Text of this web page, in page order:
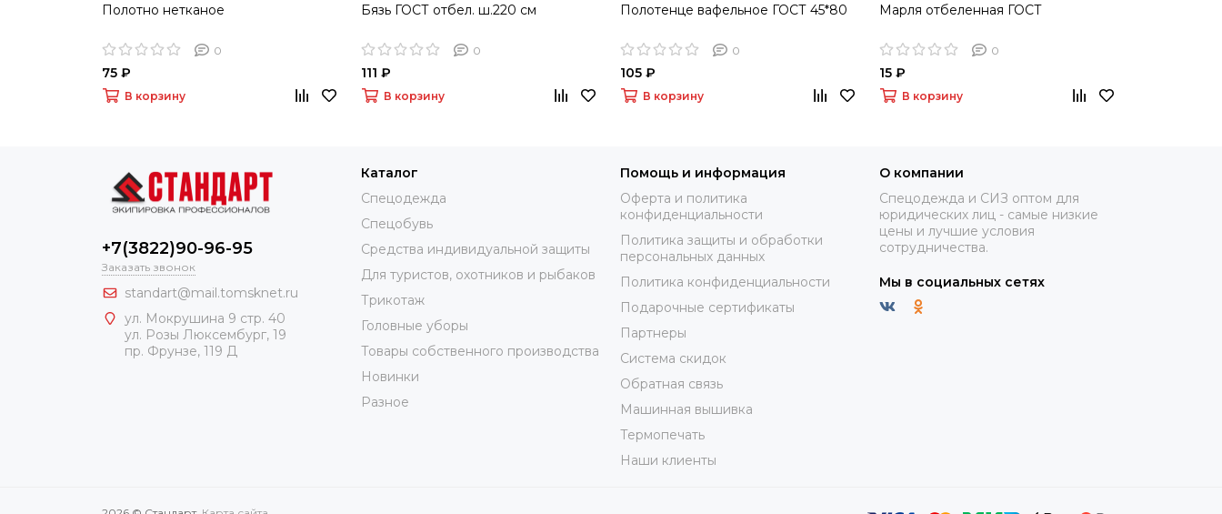
Полотно нетканое
0
75 ₽
В корзину
Бязь ГОСТ отбел. ш.220 см
0
111 ₽
В корзину
Полотенце вафельное ГОСТ 45*80
0
105 ₽
В корзину
Марля отбеленная ГОСТ
0
15 ₽
В корзину
+7(3822)90-96-95
Заказать звонок
standart@mail.tomsknet.ru
ул. Мокрушина 9 стр. 40
ул. Розы Люксембург, 19
пр. Фрунзе, 119 Д
Каталог
Спецодежда
Спецобувь
Средства индивидуальной защиты
Для туристов, охотников и рыбаков
Трикотаж
Головные уборы
Товары собственного производства
Новинки
Разное
Помощь и информация
Оферта и политика
конфиденциальности
Политика защиты и обработки
персональных данных
Политика конфиденциальности
Подарочные сертификаты
Партнеры
Система скидок
Обратная связь
Машинная вышивка
Термопечать
Наши клиенты
О компании
Спецодежда и СИЗ оптом для
юридических лиц - самые низкие
цены и лучшие условия
сотрудничества.
Мы в социальных сетях